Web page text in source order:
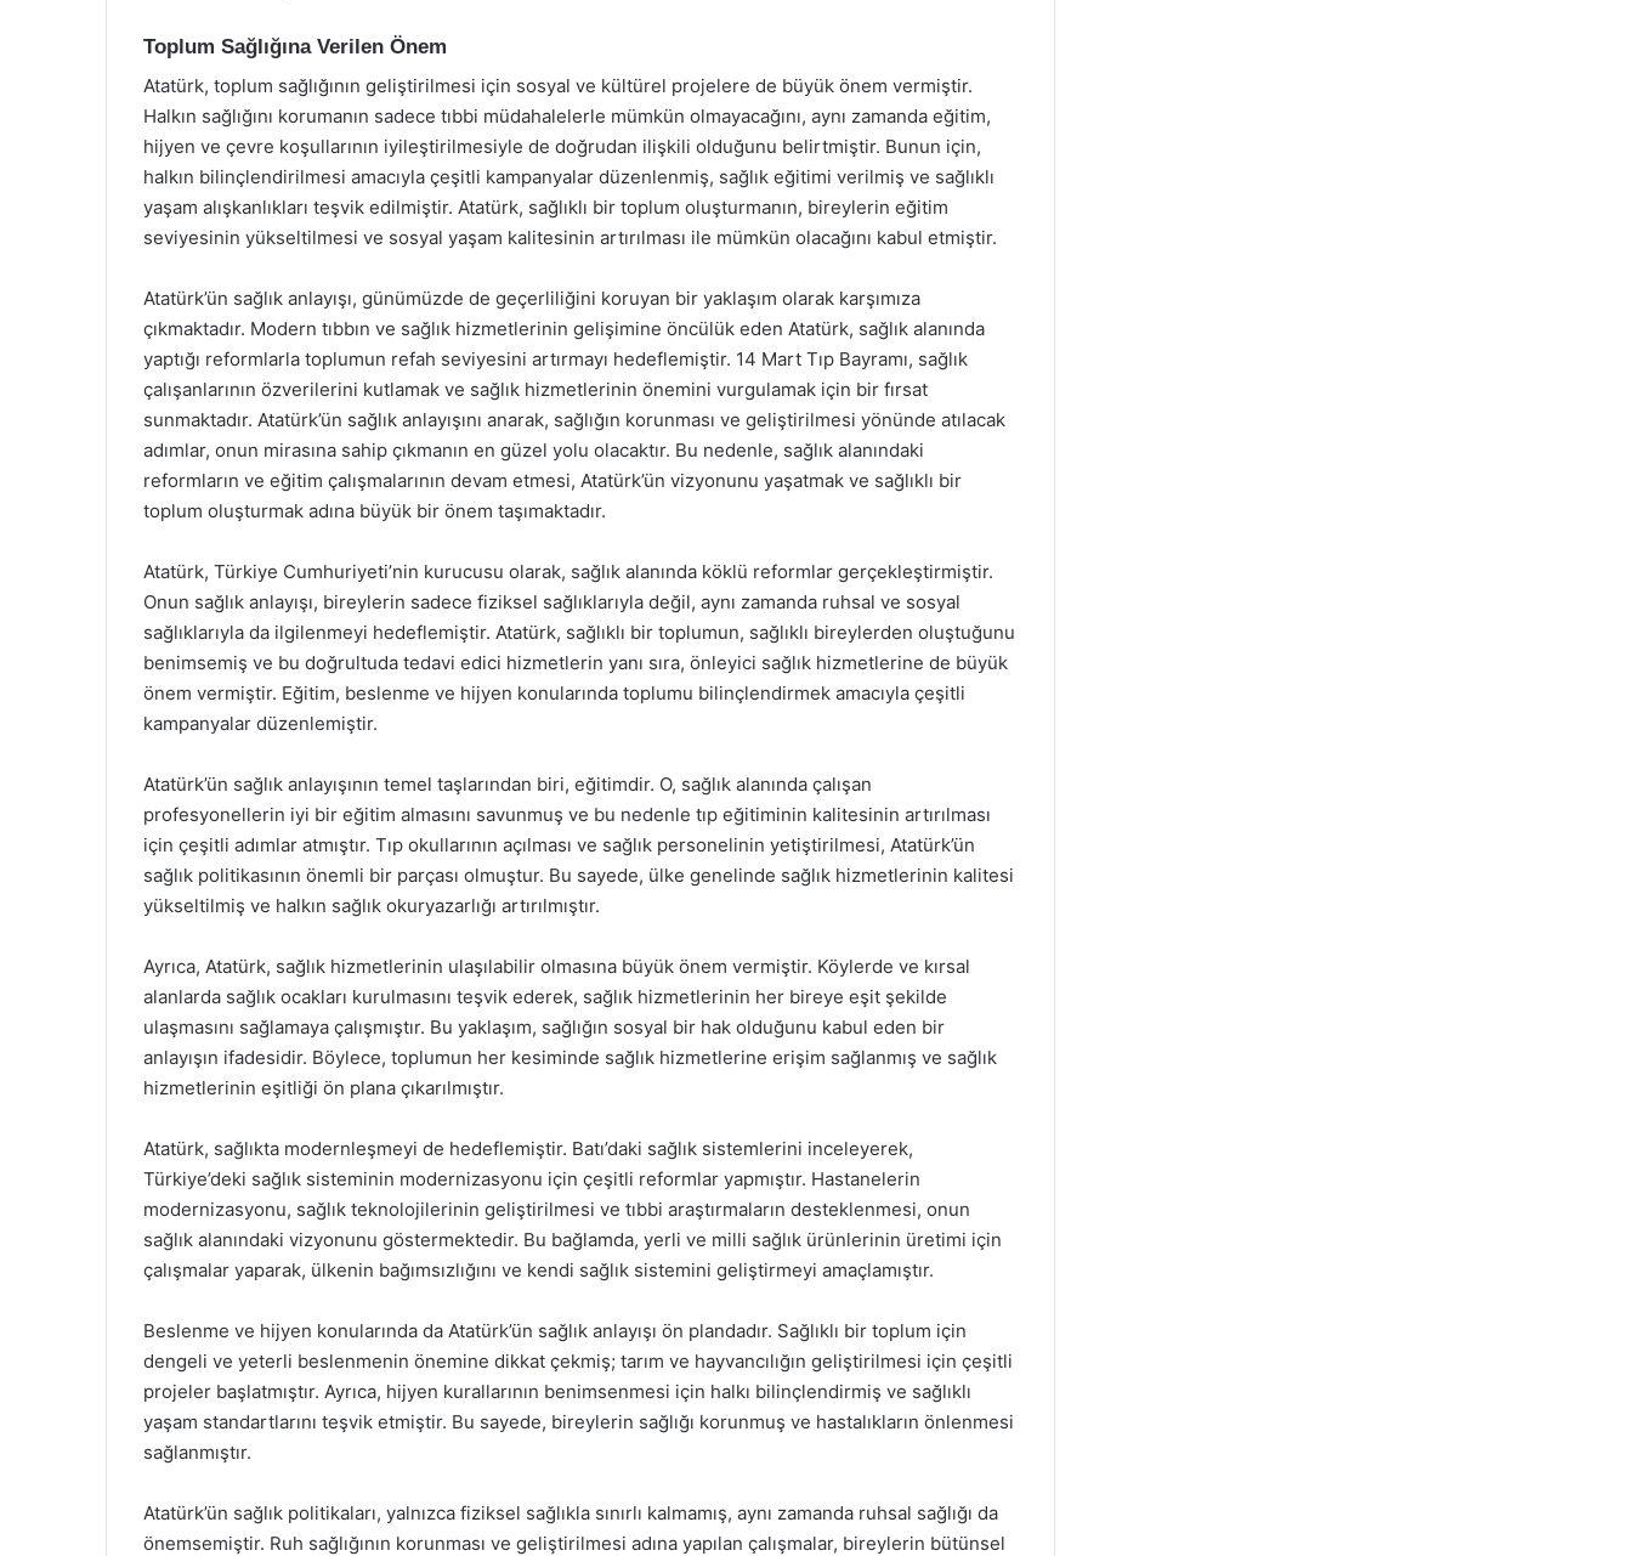
Toplum Sağlığına Verilen Önem
Atatürk, toplum sağlığının geliştirilmesi için sosyal ve kültürel projelere de büyük önem vermiştir.
Halkın sağlığını korumanın sadece tıbbi müdahalelerle mümkün olmayacağını, aynı zamanda eğitim,
hijyen ve çevre koşullarının iyileştirilmesiyle de doğrudan ilişkili olduğunu belirtmiştir. Bunun için,
halkın bilinçlendirilmesi amacıyla çeşitli kampanyalar düzenlenmiş, sağlık eğitimi verilmiş ve sağlıklı
yaşam alışkanlıkları teşvik edilmiştir. Atatürk, sağlıklı bir toplum oluşturmanın, bireylerin eğitim
seviyesinin yükseltilmesi ve sosyal yaşam kalitesinin artırılması ile mümkün olacağını kabul etmiştir.
Atatürk’ün sağlık anlayışı, günümüzde de geçerliliğini koruyan bir yaklaşım olarak karşımıza
çıkmaktadır. Modern tıbbın ve sağlık hizmetlerinin gelişimine öncülük eden Atatürk, sağlık alanında
yaptığı reformlarla toplumun refah seviyesini artırmayı hedeflemiştir. 14 Mart Tıp Bayramı, sağlık
çalışanlarının özverilerini kutlamak ve sağlık hizmetlerinin önemini vurgulamak için bir fırsat
sunmaktadır. Atatürk’ün sağlık anlayışını anarak, sağlığın korunması ve geliştirilmesi yönünde atılacak
adımlar, onun mirasına sahip çıkmanın en güzel yolu olacaktır. Bu nedenle, sağlık alanındaki
reformların ve eğitim çalışmalarının devam etmesi, Atatürk’ün vizyonunu yaşatmak ve sağlıklı bir
toplum oluşturmak adına büyük bir önem taşımaktadır.
Atatürk, Türkiye Cumhuriyeti’nin kurucusu olarak, sağlık alanında köklü reformlar gerçekleştirmiştir.
Onun sağlık anlayışı, bireylerin sadece fiziksel sağlıklarıyla değil, aynı zamanda ruhsal ve sosyal
sağlıklarıyla da ilgilenmeyi hedeflemiştir. Atatürk, sağlıklı bir toplumun, sağlıklı bireylerden oluştuğunu
benimsemiş ve bu doğrultuda tedavi edici hizmetlerin yanı sıra, önleyici sağlık hizmetlerine de büyük
önem vermiştir. Eğitim, beslenme ve hijyen konularında toplumu bilinçlendirmek amacıyla çeşitli
kampanyalar düzenlemiştir.
Atatürk’ün sağlık anlayışının temel taşlarından biri, eğitimdir. O, sağlık alanında çalışan
profesyonellerin iyi bir eğitim almasını savunmuş ve bu nedenle tıp eğitiminin kalitesinin artırılması
için çeşitli adımlar atmıştır. Tıp okullarının açılması ve sağlık personelinin yetiştirilmesi, Atatürk’ün
sağlık politikasının önemli bir parçası olmuştur. Bu sayede, ülke genelinde sağlık hizmetlerinin kalitesi
yükseltilmiş ve halkın sağlık okuryazarlığı artırılmıştır.
Ayrıca, Atatürk, sağlık hizmetlerinin ulaşılabilir olmasına büyük önem vermiştir. Köylerde ve kırsal
alanlarda sağlık ocakları kurulmasını teşvik ederek, sağlık hizmetlerinin her bireye eşit şekilde
ulaşmasını sağlamaya çalışmıştır. Bu yaklaşım, sağlığın sosyal bir hak olduğunu kabul eden bir
anlayışın ifadesidir. Böylece, toplumun her kesiminde sağlık hizmetlerine erişim sağlanmış ve sağlık
hizmetlerinin eşitliği ön plana çıkarılmıştır.
Atatürk, sağlıkta modernleşmeyi de hedeflemiştir. Batı’daki sağlık sistemlerini inceleyerek,
Türkiye’deki sağlık sisteminin modernizasyonu için çeşitli reformlar yapmıştır. Hastanelerin
modernizasyonu, sağlık teknolojilerinin geliştirilmesi ve tıbbi araştırmaların desteklenmesi, onun
sağlık alanındaki vizyonunu göstermektedir. Bu bağlamda, yerli ve milli sağlık ürünlerinin üretimi için
çalışmalar yaparak, ülkenin bağımsızlığını ve kendi sağlık sistemini geliştirmeyi amaçlamıştır.
Beslenme ve hijyen konularında da Atatürk’ün sağlık anlayışı ön plandadır. Sağlıklı bir toplum için
dengeli ve yeterli beslenmenin önemine dikkat çekmiş; tarım ve hayvancılığın geliştirilmesi için çeşitli
projeler başlatmıştır. Ayrıca, hijyen kurallarının benimsenmesi için halkı bilinçlendirmiş ve sağlıklı
yaşam standartlarını teşvik etmiştir. Bu sayede, bireylerin sağlığı korunmuş ve hastalıkların önlenmesi
sağlanmıştır.
Atatürk’ün sağlık politikaları, yalnızca fiziksel sağlıkla sınırlı kalmamış, aynı zamanda ruhsal sağlığı da
önemsemiştir. Ruh sağlığının korunması ve geliştirilmesi adına yapılan çalışmalar, bireylerin bütünsel